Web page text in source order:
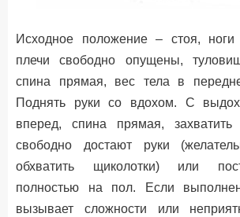
Исходное положение – стоя,
плечи свободно опущены,
спина прямая, вес тела в
Поднять руки со вдохом. С
вперед, спина прямая,
свободно достают руки
обхватить щиколотки) или
полностью на пол. Если
вызывает сложности или